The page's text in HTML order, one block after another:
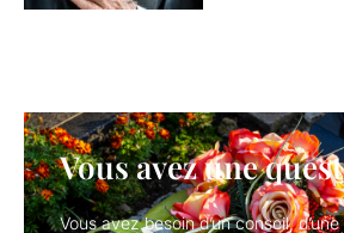
Vous avez une
Vous avez besoin d’un conseil,